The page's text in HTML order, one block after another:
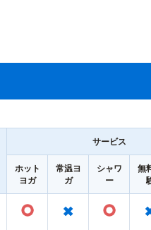
サービス
ホット
ヨガ
常温ヨ
ガ
シャワ
ー
無
○ × ○